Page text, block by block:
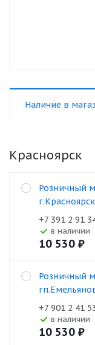
Наличие в
Красноярск
Розничный
+7 391 2 91
В наличии
10 530 ₽
Розничный
+7 901 2 41
В наличии
10 530 ₽